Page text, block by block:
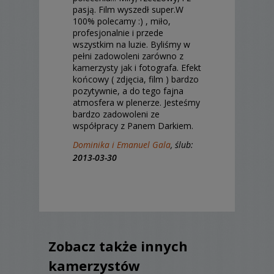
pasją. Film wyszedł super.W
100% polecamy :) , miło,
profesjonalnie i przede
wszystkim na luzie. Byliśmy w
pełni zadowoleni zarówno z
kamerzysty jak i fotografa. Efekt
końcowy ( zdjęcia, film ) bardzo
pozytywnie, a do tego fajna
atmosfera w plenerze. Jesteśmy
bardzo zadowoleni ze
współpracy z Panem Darkiem.
Dominika i Emanuel Gala, ślub:
2013-03-30
Zobacz także innych
kamerzystów